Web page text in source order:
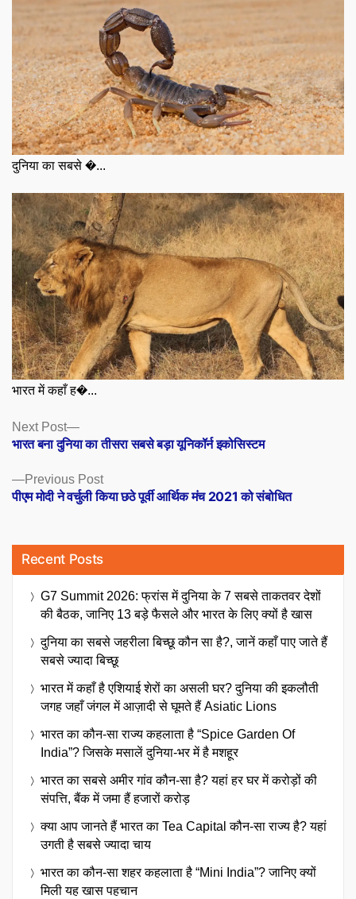
दुनिया का सबसे �...
भारत में कहाँ ह�...
Posts
navigation
Previous PostPrevious
post:
पीएम मोदी ने वर्चुली किया छठे पूर्वी आर्थिक मंच 2021 को संबोधित
Next Post
Next
post:
भारत बना दुनिया का तीसरा सबसे बड़ा यूनिकॉर्न इकोसिस्टम
Recent Posts
G7 Summit 2026: फ्रांस में दुनिया के 7 सबसे ताकतवर देशों
की बैठक, जानिए 13 बड़े फैसले और भारत के लिए क्यों है खास
दुनिया का सबसे जहरीला बिच्छू कौन सा है?, जानें कहाँ पाए जाते हैं
सबसे ज्यादा बिच्छू
भारत में कहाँ है एशियाई शेरों का असली घर? दुनिया की इकलौती
जगह जहाँ जंगल में आज़ादी से घूमते हैं Asiatic Lions
भारत का कौन-सा राज्य कहलाता है “Spice Garden Of
India”? जिसके मसालें दुनिया-भर में है मशहूर
भारत का सबसे अमीर गांव कौन-सा है? यहां हर घर में करोड़ों की
संपत्ति, बैंक में जमा हैं हजारों करोड़
क्या आप जानते हैं भारत का Tea Capital कौन-सा राज्य है? यहां
उगती है सबसे ज्यादा चाय
भारत का कौन-सा शहर कहलाता है “Mini India”? जानिए क्यों
मिली यह खास पहचान